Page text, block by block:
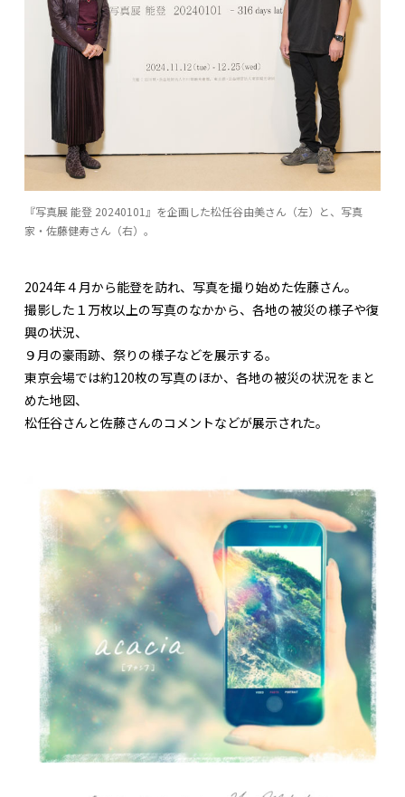
『写真展 能登 20240101』を企画した松任谷由美さん（左）と、写真
家・佐藤健寿さん（右）。
2024年４月から能登を訪れ、写真を撮り始めた佐藤さん。
撮影した１万枚以上の写真のなかから、各地の被災の様子や復
興の状況、
９月の豪雨跡、祭りの様子などを展示する。
東京会場では約120枚の写真のほか、各地の被災の状況をまと
めた地図、
松任谷さんと佐藤さんのコメントなどが展示された。